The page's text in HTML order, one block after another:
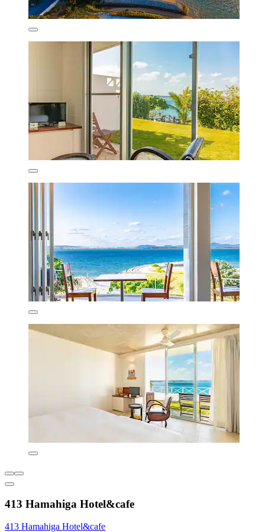
413 Hamahiga Hotel&cafe
413 Hamahiga Hotel&cafe